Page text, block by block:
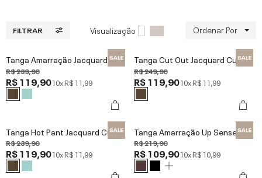
FILTRAR Visualização Ordenar Por
Tanga Amarração Jacquard Curl
R$ 239,90
R$ 119,9010xR$ 11,99
Tanga Cut Out Jacquard Curl
R$ 249,90
R$ 119,9010xR$ 11,99
Tanga Hot Pant Jacquard Curl
R$ 239,90
R$ 119,9010xR$ 11,99
Tanga Amarração Up Sense®
R$ 219,90
R$ 109,9010xR$ 10,99